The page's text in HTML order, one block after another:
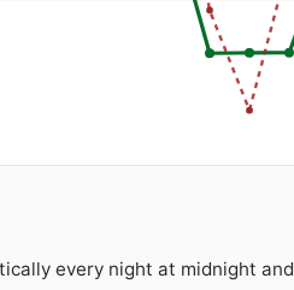
every night at midnight